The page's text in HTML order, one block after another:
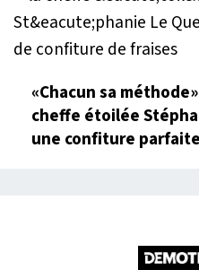
«Chacun sa
cheffe étoilée
une confiture parfaite